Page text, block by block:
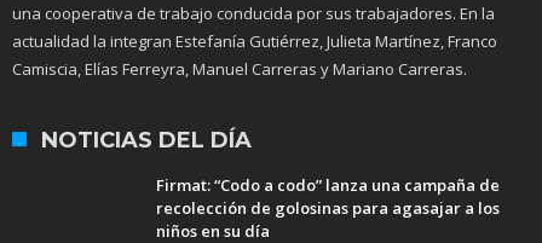
una cooperativa de trabajo conducida por sus trabajadores. En la
actualidad la integran Estefanía Gutiérrez, Julieta Martínez, Franco
Camiscia, Elías Ferreyra, Manuel Carreras y Mariano Carreras.
NOTICIAS DEL DÍA
Firmat: “Codo a codo” lanza una campaña de
recolección de golosinas para agasajar a los
niños en su día